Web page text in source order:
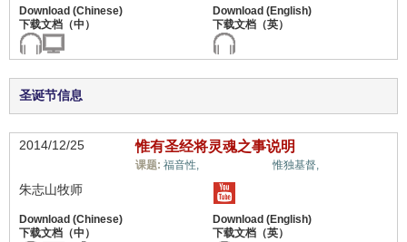
圣诞节信息
2014/12/25 惟有圣经将灵魂之事说明
课题: 福音性, 天堂和地狱,惟独基督,
朱志山牧师